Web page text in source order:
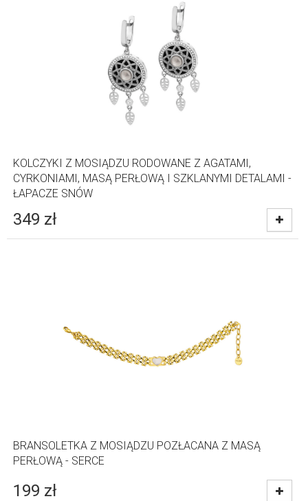
KOLCZYKI Z MOSIĄDZU RODOWANE Z AGATAMI,
CYRKONIAMI, MASĄ PERŁOWĄ I SZKLANYMI DETALAMI -
ŁAPACZE SNÓW
349 zł
BRANSOLETKA Z MOSIĄDZU POZŁACANA Z MASĄ
PERŁOWĄ - SERCE
199 zł